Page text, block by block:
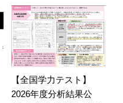
【全国学力テスト】
2026年度分析結果公